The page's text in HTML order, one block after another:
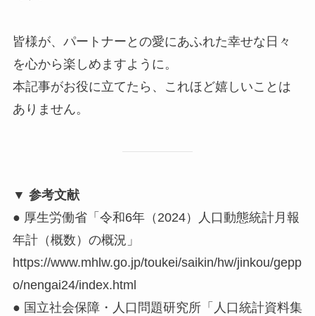
皆様が、パートナーとの愛にあふれた幸せな日々
を心から楽しめますように。
本記事がお役に立てたら、これほど嬉しいことは
ありません。
▼ 参考文献
● 厚生労働省「令和6年（2024）人口動態統計月報
年計（概数）の概況」
https://www.mhlw.go.jp/toukei/saikin/hw/jinkou/gepp
o/nengai24/index.html
● 国立社会保障・人口問題研究所「人口統計資料集